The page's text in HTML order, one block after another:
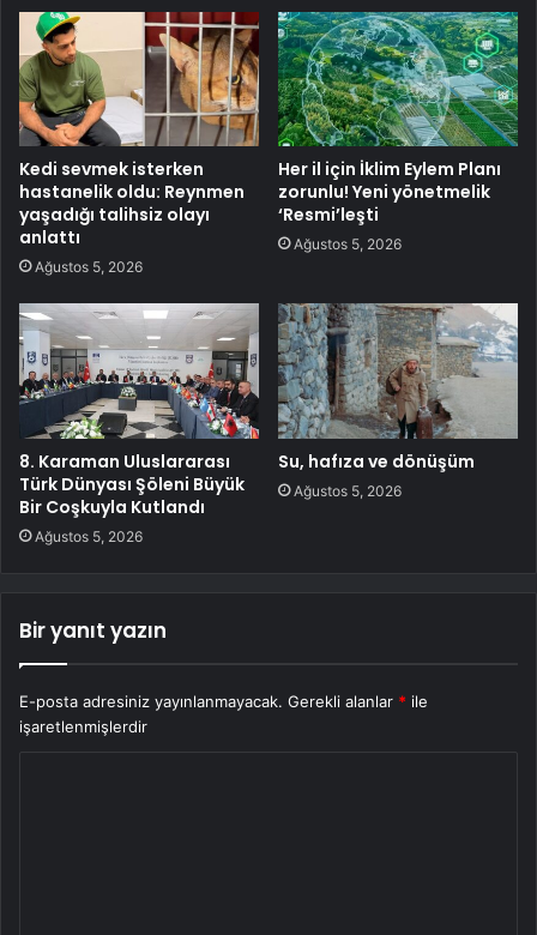
Kedi sevmek isterken
hastanelik oldu: Reynmen
yaşadığı talihsiz olayı
anlattı
Ağustos 5, 2026
Her il için İklim Eylem Planı
zorunlu! Yeni yönetmelik
‘Resmi’leşti
Ağustos 5, 2026
8. Karaman Uluslararası
Türk Dünyası Şöleni Büyük
Bir Coşkuyla Kutlandı
Ağustos 5, 2026
Su, hafıza ve dönüşüm
Ağustos 5, 2026
Bir yanıt yazın
E-posta adresiniz yayınlanmayacak. Gerekli alanlar * ile
işaretlenmişlerdir